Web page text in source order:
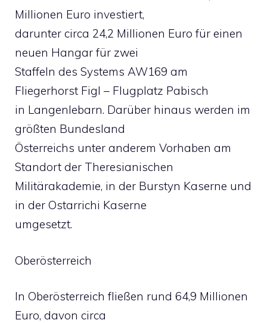
Millionen Euro investiert,
darunter circa 24,2 Millionen Euro für einen
neuen Hangar für zwei
Staffeln des Systems AW169 am
Fliegerhorst Figl – Flugplatz Pabisch
in Langenlebarn. Darüber hinaus werden im
größten Bundesland
Österreichs unter anderem Vorhaben am
Standort der Theresianischen
Militärakademie, in der Burstyn Kaserne und
in der Ostarrichi Kaserne
umgesetzt.
Oberösterreich
In Oberösterreich fließen rund 64,9 Millionen
Euro, davon circa